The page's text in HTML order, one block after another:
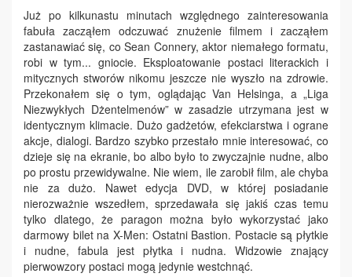
Już po kilkunastu minutach względnego zainteresowania
fabuła zacząłem odczuwać znużenie filmem i zacząłem
zastanawiać się, co Sean Connery, aktor niemałego formatu,
robi w tym... gniocie. Eksploatowanie postaci literackich i
mitycznych stworów nikomu jeszcze nie wyszło na zdrowie.
Przekonałem się o tym, oglądając Van Helsinga, a „Liga
Niezwykłych Dżentelmenów” w zasadzie utrzymana jest w
identycznym klimacie. Dużo gadżetów, efekciarstwa i ograne
akcje, dialogi. Bardzo szybko przestało mnie interesować, co
dzieje się na ekranie, bo albo było to zwyczajnie nudne, albo
po prostu przewidywalne. Nie wiem, ile zarobił film, ale chyba
nie za dużo. Nawet edycja DVD, w której posiadanie
nierozważnie wszedłem, sprzedawała się jakiś czas temu
tylko dlatego, że paragon można było wykorzystać jako
darmowy bilet na X-Men: Ostatni Bastion. Postacie są płytkie
i nudne, fabula jest płytka i nudna. Widzowie znający
pierwowzory postaci mogą jedynie westchnąć.